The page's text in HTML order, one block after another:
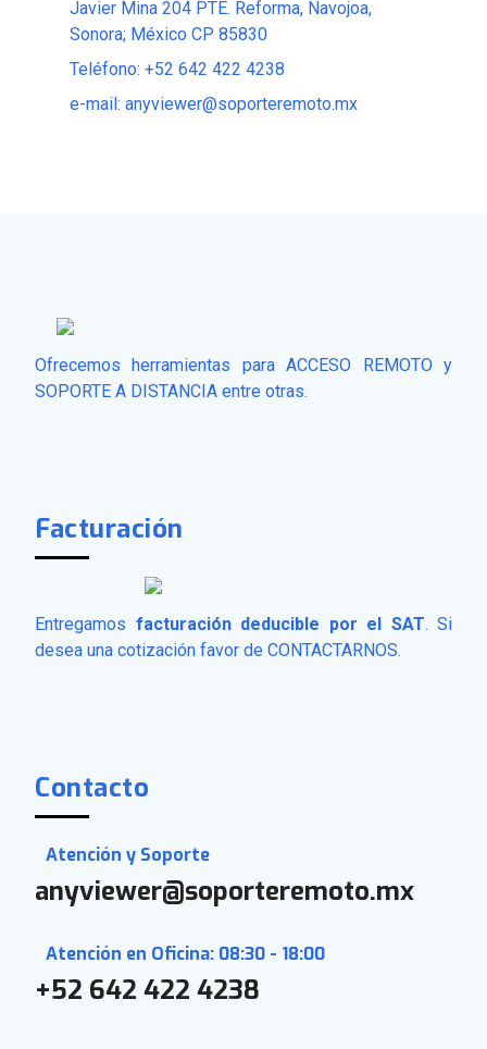
Javier Mina 204 PTE. Reforma, Navojoa,
Sonora; México CP 85830
Teléfono: +52 642 422 4238
e-mail: anyviewer@soporteremoto.mx
Ofrecemos herramientas para ACCESO REMOTO y
SOPORTE A DISTANCIA entre otras.
Facturación
Entregamos facturación deducible por el SAT. Si
desea una cotización favor de CONTACTARNOS.
Contacto
Atención y Soporte
anyviewer@soporteremoto.mx
Atención en Oficina: 08:30 - 18:00
+52 642 422 4238